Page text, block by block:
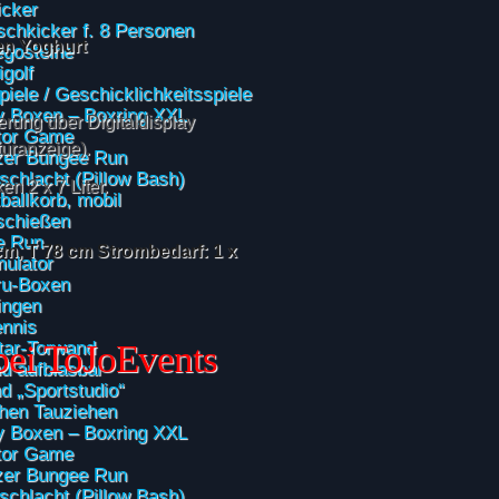
f. 8 Personen
/ Geschicklichkeitsspiele
Boxen – Boxring XXL
Game
Bungee Run
(Pillow Bash)
mobil
Run
Boxen
Torwand
aufblasbar
„Sportstudio“
Tauziehen
Boxen – Boxring XXL
Game
Bungee Run
Yoghurt
über Digitaldisplay
2 x 7 Liter.
T 78 cm Strombedarf: 1 x